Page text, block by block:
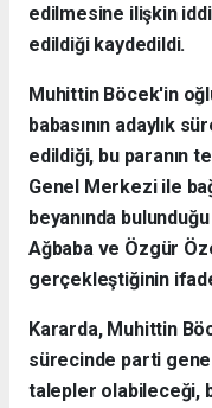
edilmesine ilişkin
edildiği kaydedildi.
Muhittin Böcek'in
babasının adaylık
edildiği, bu paranın
Genel Merkezi ile
beyanında
Ağbaba ve Özgür
gerçekleştiğinin
Kararda, Muhittin
sürecinde parti
talepler olabileceği,